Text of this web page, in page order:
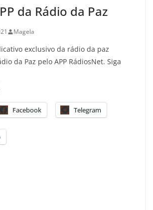
da Rádio da Paz
Magela
exclusivo da rádio da paz
da Paz pelo APP RádiosNet. Siga
Facebook Telegram